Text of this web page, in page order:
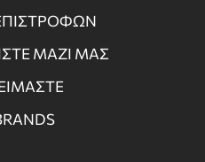
ΜΑΖΙ ΜΑΣ